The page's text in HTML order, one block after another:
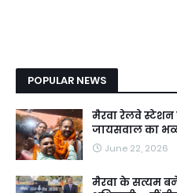
POPULAR NEWS
मैरवा रेलवे
जायसवाल का
June 22, 2026
मैरवा के सत्यम